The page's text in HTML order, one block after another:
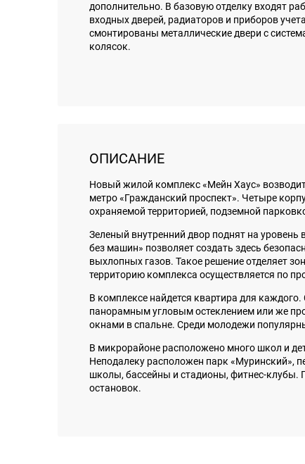
дополнительно. В базовую отделку входят
входных дверей, радиаторов и приборов
смонтированы металлические двери с
колясок.
ОПИСАНИЕ
Новый жилой комплекс «Мейн Хаус»
метро «Гражданский проспект». Четыре
охраняемой территорией, подземной
Зеленый внутренний двор поднят на уровень
без машин» позволяет создать здесь
выхлопных газов. Такое решение отделяет
территорию комплекса осуществляется по
В комплексе найдется квартира для
панорамным угловым остеклением или же
окнами в спальне. Среди молодежи
В микрорайоне расположено много школ и
Неподалеку расположен парк «Муринский»,
школы, бассейны и стадионы, фитнес-клубы.
остановок.